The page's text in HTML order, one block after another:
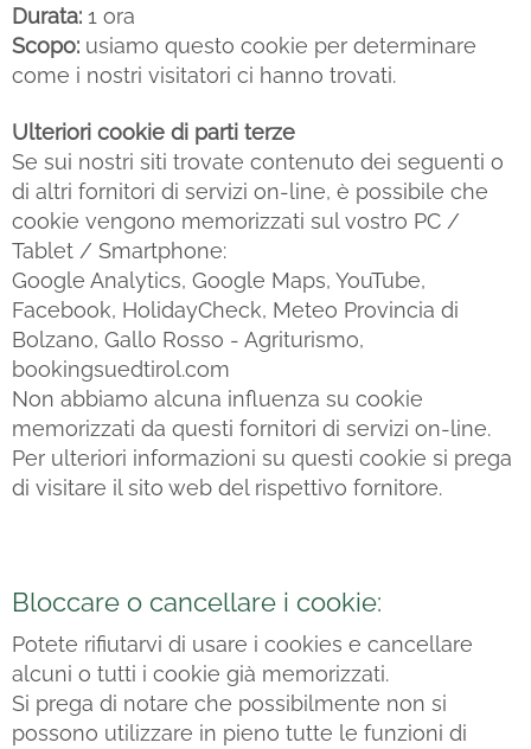
Durata: 1 ora
Scopo: usiamo questo cookie per determinare
come i nostri visitatori ci hanno trovati.
Ulteriori cookie di parti terze
Se sui nostri siti trovate contenuto dei seguenti o
di altri fornitori di servizi on-line, è possibile che
cookie vengono memorizzati sul vostro PC /
Tablet / Smartphone:
Google Analytics, Google Maps, YouTube,
Facebook, HolidayCheck, Meteo Provincia di
Bolzano, Gallo Rosso - Agriturismo,
bookingsuedtirol.com
Non abbiamo alcuna influenza su cookie
memorizzati da questi fornitori di servizi on-line.
Per ulteriori informazioni su questi cookie si prega
di visitare il sito web del rispettivo fornitore.
Bloccare o cancellare i cookie:
Potete rifiutarvi di usare i cookies e cancellare
alcuni o tutti i cookie già memorizzati.
Si prega di notare che possibilmente non si
possono utilizzare in pieno tutte le funzioni di